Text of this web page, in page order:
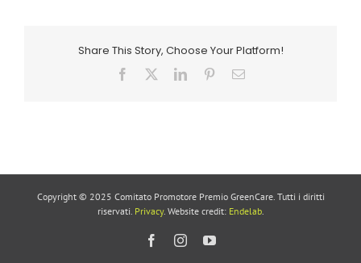
di
Share This Story, Choose Your Platform!
Facebook LinkedInPinterestEmail
Copyright © 2025 Comitato Promotore Premio GreenCare. Tutti i diritti
riservati. Privacy. Website credit: Endelab.
FacebookInstagramYouTube